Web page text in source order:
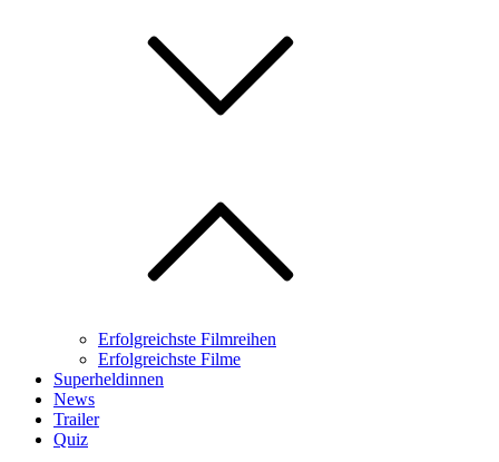
Erfolgreichste Filmreihen
Erfolgreichste Filme
Superheldinnen
News
Trailer
Quiz